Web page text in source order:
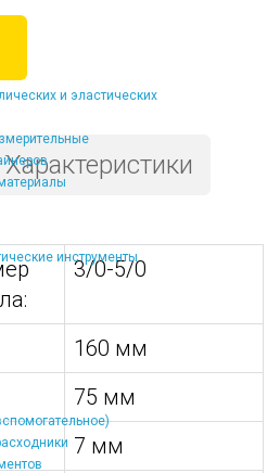
и эластических
инструменты
Характеристики
3/0-5/0
160 мм
75 мм
7 мм